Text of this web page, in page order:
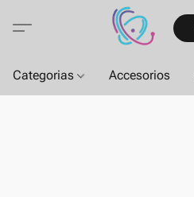
Categorias Accesorios